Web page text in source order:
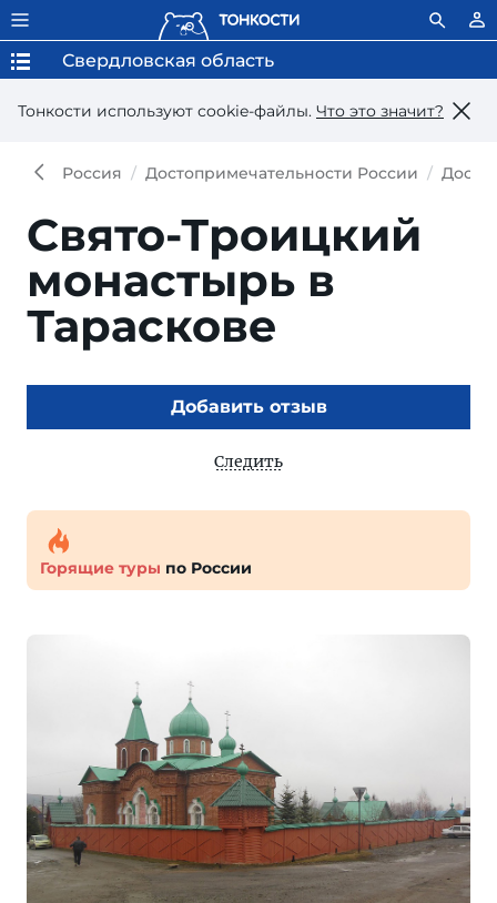
Тонкости используют сookie-файлы. Что это значит?
Свердловская область
Россия Достопримечательности России
Свято-Троицкий
монастырь в
Тараскове
Добавить отзыв
Следить
Горящие туры по России